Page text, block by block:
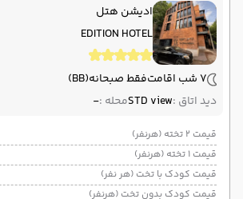
ادیشن هتل
EDITION HOTEL
7 شب اقامت فقط صبحانه(BB)
دید اتاق :STD viewمحله :-
قیمت 2 تخته (هرنفر)
قیمت 1 تخته (هرنفر)
قیمت کودک با تخت (هر نفر)
قیمت کودک بدون تخت (هرنفر)